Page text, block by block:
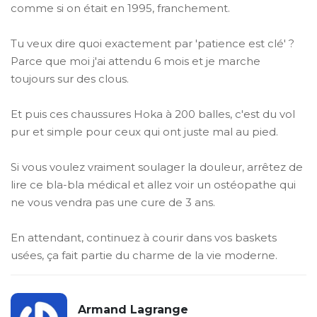
comme si on était en 1995, franchement.
Tu veux dire quoi exactement par 'patience est clé' ?
Parce que moi j'ai attendu 6 mois et je marche
toujours sur des clous.
Et puis ces chaussures Hoka à 200 balles, c'est du vol
pur et simple pour ceux qui ont juste mal au pied.
Si vous voulez vraiment soulager la douleur, arrêtez de
lire ce bla-bla médical et allez voir un ostéopathe qui
ne vous vendra pas une cure de 3 ans.
En attendant, continuez à courir dans vos baskets
usées, ça fait partie du charme de la vie moderne.
Armand Lagrange